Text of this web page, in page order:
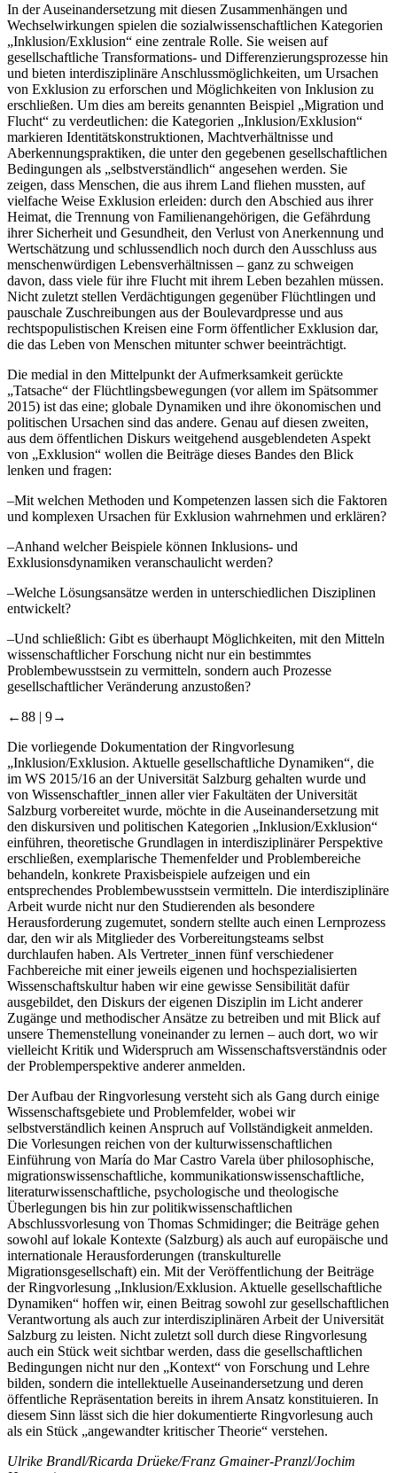
In der Auseinandersetzung mit diesen Zusammenhängen und
Wechselwirkungen spielen die sozialwissenschaftlichen Kategorien
„Inklusion/Exklusion“ eine zentrale Rolle. Sie weisen auf
gesellschaftliche Transformations- und Differenzierungsprozesse hin
und bieten interdisziplinäre Anschlussmöglichkeiten, um Ursachen
von Exklusion zu erforschen und Möglichkeiten von Inklusion zu
erschließen. Um dies am bereits genannten Beispiel „Migration und
Flucht“ zu verdeutlichen: die Kategorien „Inklusion/Exklusion“
markieren Identitätskonstruktionen, Machtverhältnisse und
Aberkennungspraktiken, die unter den gegebenen gesellschaftlichen
Bedingungen als „selbstverständlich“ angesehen werden. Sie
zeigen, dass Menschen, die aus ihrem Land fliehen mussten, auf
vielfache Weise Exklusion erleiden: durch den Abschied aus ihrer
Heimat, die Trennung von Familienangehörigen, die Gefährdung
ihrer Sicherheit und Gesundheit, den Verlust von Anerkennung und
Wertschätzung und schlussendlich noch durch den Ausschluss aus
menschenwürdigen Lebensverhältnissen – ganz zu schweigen
davon, dass viele für ihre Flucht mit ihrem Leben bezahlen müssen.
Nicht zuletzt stellen Verdächtigungen gegenüber Flüchtlingen und
pauschale Zuschreibungen aus der Boulevardpresse und aus
rechtspopulistischen Kreisen eine Form öffentlicher Exklusion dar,
die das Leben von Menschen mitunter schwer beeinträchtigt.
Die medial in den Mittelpunkt der Aufmerksamkeit gerückte
„Tatsache“ der Flüchtlingsbewegungen (vor allem im Spätsommer
2015) ist das eine; globale Dynamiken und ihre ökonomischen und
politischen Ursachen sind das andere. Genau auf diesen zweiten,
aus dem öffentlichen Diskurs weitgehend ausgeblendeten Aspekt
von „Exklusion“ wollen die Beiträge dieses Bandes den Blick
lenken und fragen:
–Mit welchen Methoden und Kompetenzen lassen sich die Faktoren
und komplexen Ursachen für Exklusion wahrnehmen und erklären?
–Anhand welcher Beispiele können Inklusions- und
Exklusionsdynamiken veranschaulicht werden?
–Welche Lösungsansätze werden in unterschiedlichen Disziplinen
entwickelt?
–Und schließlich: Gibt es überhaupt Möglichkeiten, mit den Mitteln
wissenschaftlicher Forschung nicht nur ein bestimmtes
Problembewusstsein zu vermitteln, sondern auch Prozesse
gesellschaftlicher Veränderung anzustoßen?
←88 | 9→
Die vorliegende Dokumentation der Ringvorlesung
„Inklusion/Exklusion. Aktuelle gesellschaftliche Dynamiken“, die
im WS 2015/16 an der Universität Salzburg gehalten wurde und
von Wissenschaftler_innen aller vier Fakultäten der Universität
Salzburg vorbereitet wurde, möchte in die Auseinandersetzung mit
den diskursiven und politischen Kategorien „Inklusion/Exklusion“
einführen, theoretische Grundlagen in interdisziplinärer Perspektive
erschließen, exemplarische Themenfelder und Problembereiche
behandeln, konkrete Praxisbeispiele aufzeigen und ein
entsprechendes Problembewusstsein vermitteln. Die interdisziplinäre
Arbeit wurde nicht nur den Studierenden als besondere
Herausforderung zugemutet, sondern stellte auch einen Lernprozess
dar, den wir als Mitglieder des Vorbereitungsteams selbst
durchlaufen haben. Als Vertreter_innen fünf verschiedener
Fachbereiche mit einer jeweils eigenen und hochspezialisierten
Wissenschaftskultur haben wir eine gewisse Sensibilität dafür
ausgebildet, den Diskurs der eigenen Disziplin im Licht anderer
Zugänge und methodischer Ansätze zu betreiben und mit Blick auf
unsere Themenstellung voneinander zu lernen – auch dort, wo wir
vielleicht Kritik und Widerspruch am Wissenschaftsverständnis oder
der Problemperspektive anderer anmelden.
Der Aufbau der Ringvorlesung versteht sich als Gang durch einige
Wissenschaftsgebiete und Problemfelder, wobei wir
selbstverständlich keinen Anspruch auf Vollständigkeit anmelden.
Die Vorlesungen reichen von der kulturwissenschaftlichen
Einführung von María do Mar Castro Varela über philosophische,
migrationswissenschaftliche, kommunikationswissenschaftliche,
literaturwissenschaftliche, psychologische und theologische
Überlegungen bis hin zur politikwissenschaftlichen
Abschlussvorlesung von Thomas Schmidinger; die Beiträge gehen
sowohl auf lokale Kontexte (Salzburg) als auch auf europäische und
internationale Herausforderungen (transkulturelle
Migrationsgesellschaft) ein. Mit der Veröffentlichung der Beiträge
der Ringvorlesung „Inklusion/Exklusion. Aktuelle gesellschaftliche
Dynamiken“ hoffen wir, einen Beitrag sowohl zur gesellschaftlichen
Verantwortung als auch zur interdisziplinären Arbeit der Universität
Salzburg zu leisten. Nicht zuletzt soll durch diese Ringvorlesung
auch ein Stück weit sichtbar werden, dass die gesellschaftlichen
Bedingungen nicht nur den „Kontext“ von Forschung und Lehre
bilden, sondern die intellektuelle Auseinandersetzung und deren
öffentliche Repräsentation bereits in ihrem Ansatz konstituieren. In
diesem Sinn lässt sich die hier dokumentierte Ringvorlesung auch
als ein Stück „angewandter kritischer Theorie“ verstehen.
Ulrike Brandl/Ricarda Drüeke/Franz Gmainer-Pranzl/Jochim